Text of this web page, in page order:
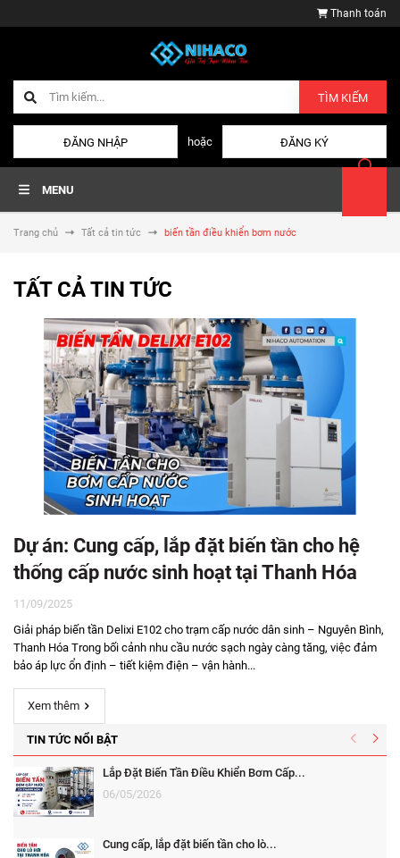
Thanh toán
TÌM KIẾM
ĐĂNG NHẬP hoặc ĐĂNG KÝ
MENU
Trang chủ Tất cả tin tức biến tần điều khiển bơm nước
TẤT CẢ TIN TỨC
Dự án: Cung cấp, lắp đặt biến tần cho hệ
thống cấp nước sinh hoạt tại Thanh Hóa
11/09/2025
Giải pháp biến tần Delixi E102 cho trạm cấp nước dân sinh – Nguyên Bình,
Thanh Hóa Trong bối cảnh nhu cầu nước sạch ngày càng tăng, việc đảm
bảo áp lực ổn định – tiết kiệm điện – vận hành...
Xem thêm
TIN TỨC NỔI BẬT
Lắp Đặt Biến Tần Điều Khiển Bơm Cấp...
06/05/2026
Cung cấp, lắp đặt biến tần cho lò...